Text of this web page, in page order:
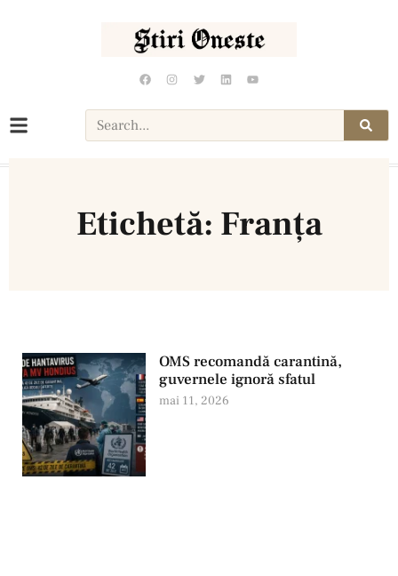
Etichetă: Franța
OMS recomandă carantină,
guvernele ignoră sfatul
mai 11, 2026